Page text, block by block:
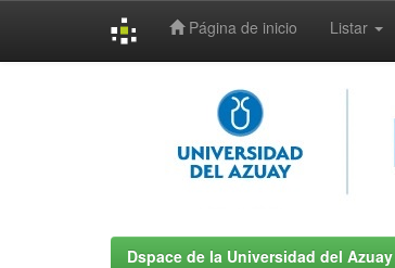
Página de inicio Listar
Dspace de la Universidad del Azuay